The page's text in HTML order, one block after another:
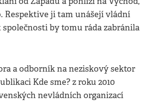
Respektive ji tam unášejí vládní
společnosti by tomu ráda zabránila
a odborník na neziskový sektor
Kde sme? z roku 2010
nevládních organizací